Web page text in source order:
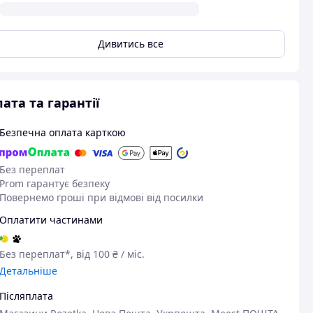
Дивитись все
та гарантії
Безпечна оплата карткою
Без переплат
Prom гарантує безпеку
Повернемо гроші при відмові від посилки
Оплатити частинами
Без переплат*, від 100 ₴ / міс.
Детальніше
Післяплата